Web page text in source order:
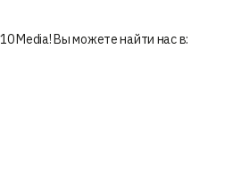
Media! Вы можете найти нас в: